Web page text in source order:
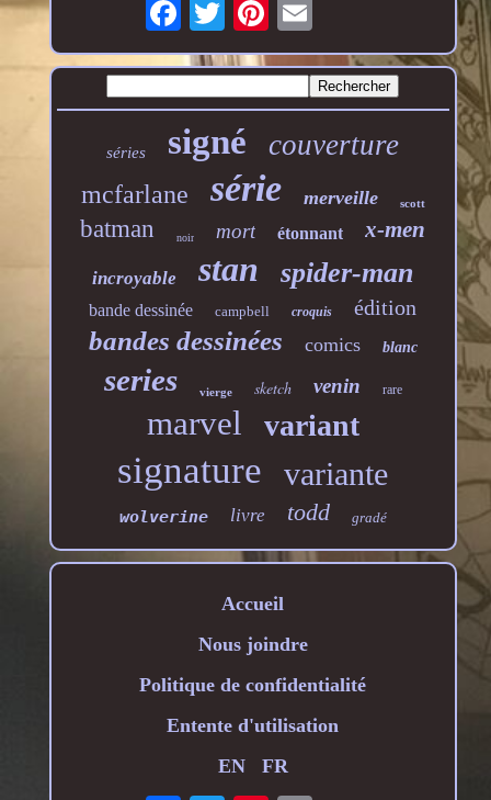
séries signé couverture
mcfarlane série merveille scott
batman noir mort étonnant x-men
incroyable stan spider-man
bande dessinée campbell croquis édition
bandes dessinées comics blanc
series vierge sketch venin rare
marvel variant
signature variante
wolverine livre todd gradé
Accueil
Nous joindre
Politique de confidentialité
Entente d'utilisation
EN
FR